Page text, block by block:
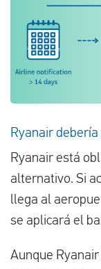
Ryanair
Ryanair está
alternativo. Si
llega al
se aplicará el
Aunque